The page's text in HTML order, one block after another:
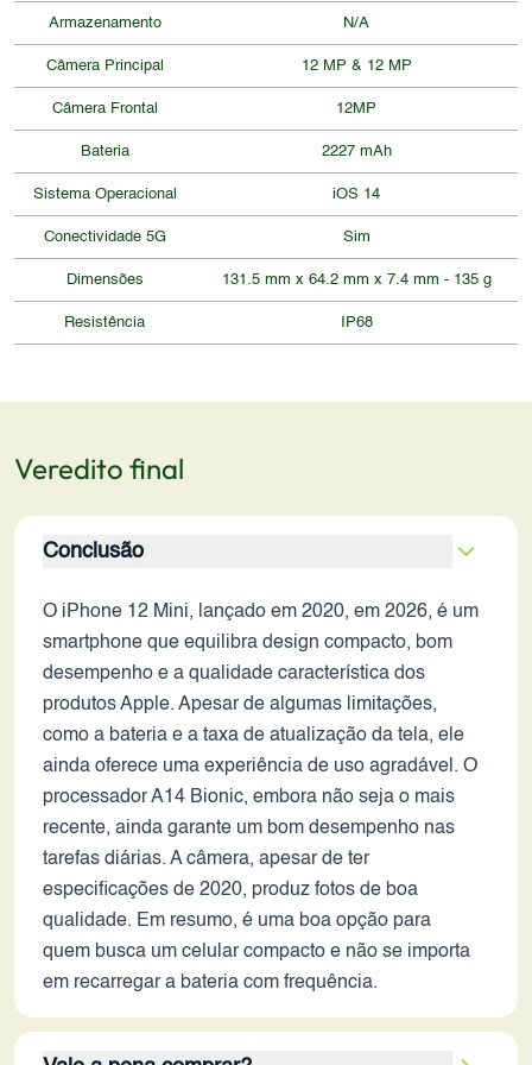
Armazenamento N/A
Câmera Principal 12 MP & 12 MP
Câmera Frontal 12MP
Bateria 2227 mAh
Sistema Operacional iOS 14
Conectividade 5G Sim
Dimensões 131.5 mm x 64.2 mm x 7.4 mm - 135 g
Resistência IP68
Veredito final
Conclusão
O iPhone 12 Mini, lançado em 2020, em 2026, é um
smartphone que equilibra design compacto, bom
desempenho e a qualidade característica dos
produtos Apple. Apesar de algumas limitações,
como a bateria e a taxa de atualização da tela, ele
ainda oferece uma experiência de uso agradável. O
processador A14 Bionic, embora não seja o mais
recente, ainda garante um bom desempenho nas
tarefas diárias. A câmera, apesar de ter
especificações de 2020, produz fotos de boa
qualidade. Em resumo, é uma boa opção para
quem busca um celular compacto e não se importa
em recarregar a bateria com frequência.